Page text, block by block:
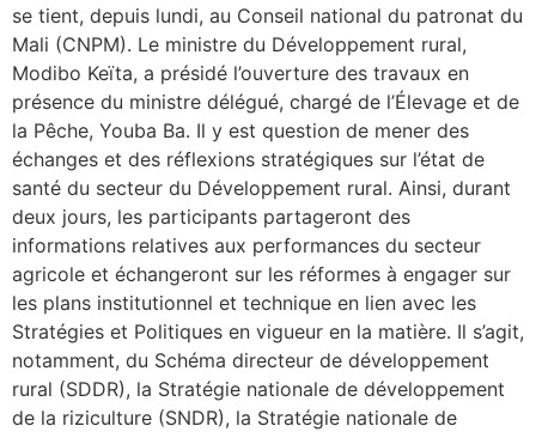
se tient, depuis lundi, au Conseil national du patronat du
Mali (CNPM). Le ministre du Développement rural,
Modibo Keïta, a présidé l’ouverture des travaux en
présence du ministre délégué, chargé de l’Élevage et de
la Pêche, Youba Ba. Il y est question de mener des
échanges et des réflexions stratégiques sur l’état de
santé du secteur du Développement rural. Ainsi, durant
deux jours, les participants partageront des
informations relatives aux performances du secteur
agricole et échangeront sur les réformes à engager sur
les plans institutionnel et technique en lien avec les
Stratégies et Politiques en vigueur en la matière. Il s’agit,
notamment, du Schéma directeur de développement
rural (SDDR), la Stratégie nationale de développement
de la riziculture (SNDR), la Stratégie nationale de